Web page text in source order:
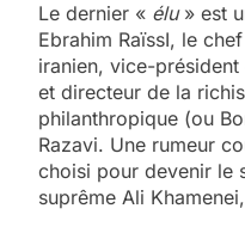
Le dernier « élu » est
Ebrahim RaïssI, le
iranien, vice-
et directeur de la
philanthropique (ou
Razavi. Une rumeur
choisi pour devenir le
suprême Ali